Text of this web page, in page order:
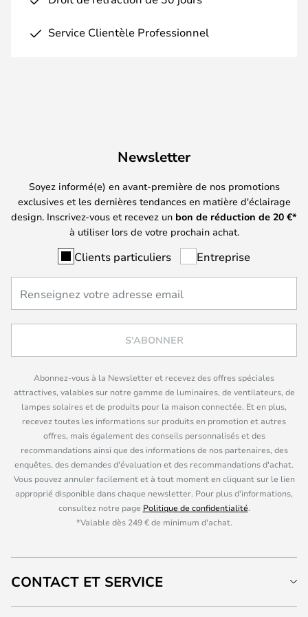
Service Clientèle Professionnel
Newsletter
Soyez informé(e) en avant-première de nos promotions
exclusives et les dernières tendances en matière d'éclairage
design. Inscrivez-vous et recevez un bon de réduction de 20 €*
à utiliser lors de votre prochain achat.
Clients particuliers Entreprise
S'ABONNER
Abonnez-vous à la Newsletter et recevez des offres spéciales
attractives, valables sur notre gamme de luminaires, de ventilateurs, de
lampes solaires et de produits pour la maison connectée. Et en plus,
recevez toutes les informations sur produits en promotion et autres
offres, mais également des conseils personnalisés et des
recommandations ainsi que des informations de nos partenaires, des
enquêtes, des demandes d'évaluation et des recommandations d'achat.
Vous pouvez annuler facilement et à tout moment en cliquant sur le lien
approprié disponible dans chaque newsletter. Pour plus d'informations,
consultez notre page Politique de confidentialité.
*Valable dès 249 € de minimum d'achat.
CONTACT ET SERVICE